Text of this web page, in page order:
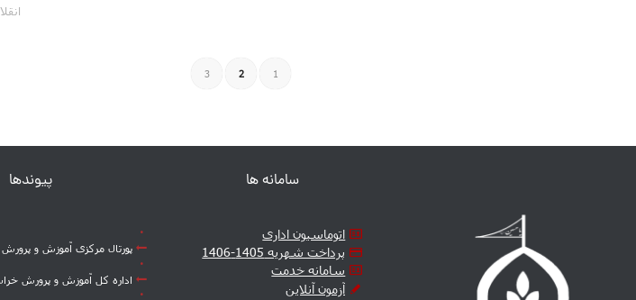
1
2
3
سامانه ها
اتوماسیون اداری
پرداخت شهریه 1405-1406
سامانه خدمت
آزمون آنلاین
پیوندها
پورتال مرکزی آموزش و پرورش
اداره کل آموزش و پرورش